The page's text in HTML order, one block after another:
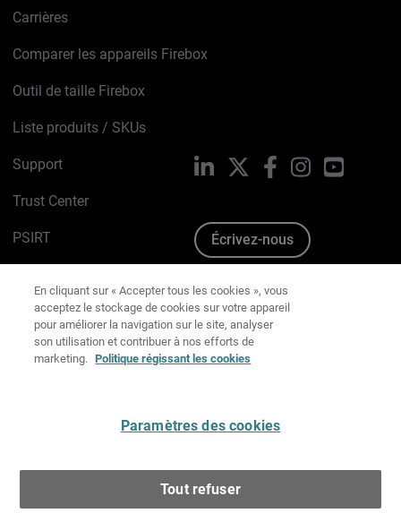
Carrières
Comparer les appareils Firebox
Outil de taille Firebox
Liste produits / SKUs
Support
Trust Center
PSIRT
Politique de confidentialité
Charte Graphique
LinkedIn FacebookInstagramYouTube
Écrivez-nous
acceptez le stockage de cookies sur votre appareil
pour améliorer la navigation sur le site, analyser
son utilisation et contribuer à nos efforts de
marketing. Politique régissant les cookies
Paramètres des cookies
Tout refuser